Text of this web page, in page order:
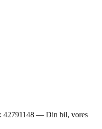
— Din bil, vores